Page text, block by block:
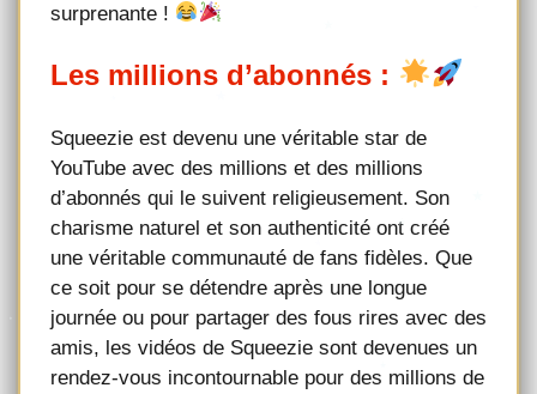
surprenante !
Les millions d’abonnés :
Squeezie est devenu une véritable star de
YouTube avec des millions et des millions
d’abonnés qui le suivent religieusement. Son
charisme naturel et son authenticité ont créé
une véritable communauté de fans fidèles. Que
ce soit pour se détendre après une longue
journée ou pour partager des fous rires avec des
amis, les vidéos de Squeezie sont devenues un
rendez-vous incontournable pour des millions de